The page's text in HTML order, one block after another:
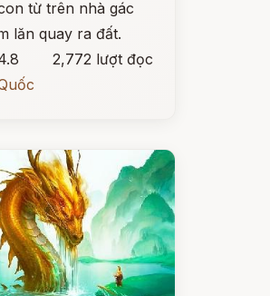
từ trên nhà gác
lăn quay ra đất.
2,772 lượt đọc